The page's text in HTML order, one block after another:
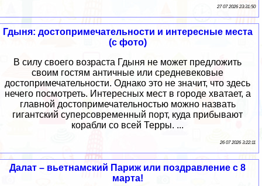
27 07 2026 23:31:50
Гдыня: достопримечательности и интересные места
(с фото)
В силу своего возраста Гдыня не может предложить
своим гостям античные или средневековые
достопримечательности. Однако это не значит, что здесь
нечего посмотреть. Интересных мест в городе хватает, а
главной достопримечательностью можно назвать
гигантский суперсовременный порт, куда прибывают
корабли со всей Терры. ...
26 07 2026 3:22:11
Далат – вьетнамский Париж или поздравление с 8
марта!